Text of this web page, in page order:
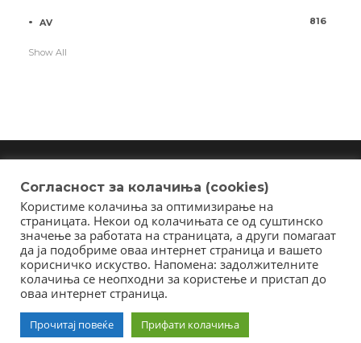
AV 816
Show All
Copyright © 2018 - Member of IAB Macedonia
Member of Clip Media Group / 2017
Согласност за колачиња (cookies)
Користиме колачиња за оптимизирање на
страницата. Некои од колачињата се од суштинско
значење за работата на страницата, а други помагаат
да ја подобриме оваа интернет страница и вашето
корисничко искуство. Напомена: задолжителните
колачиња се неопходни за користење и пристап до
оваа интернет страница.
Прочитај повеќе Прифати колачиња